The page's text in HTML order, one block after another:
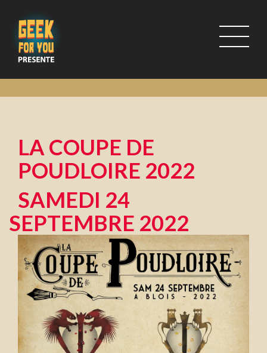
LA COUPE DE
POUDLOIRE 2022
SAMEDI 24
SEPTEMBRE 2022